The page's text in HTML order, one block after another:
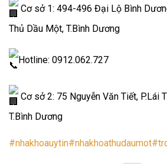
Cơ sở 1: 494-496 Đại Lộ Bình
Thủ Dầu Một, T.Bình Dương
Hotline: 0912.062.727
Cơ sở 2: 75 Nguyễn Văn Tiết, P.Lái
T.Bình Dương
#nhakhoauytin#nhakhoathudaumot